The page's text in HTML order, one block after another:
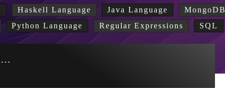
Haskell Language Java Language MongoDB
Python Language Regular Expressions SQL